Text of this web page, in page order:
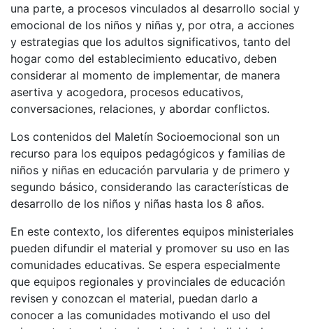
una parte, a procesos vinculados al desarrollo social y
emocional de los niños y niñas y, por otra, a acciones
y estrategias que los adultos significativos, tanto del
hogar como del establecimiento educativo, deben
considerar al momento de implementar, de manera
asertiva y acogedora, procesos educativos,
conversaciones, relaciones, y abordar conflictos.
Los contenidos del Maletín Socioemocional son un
recurso para los equipos pedagógicos y familias de
niños y niñas en educación parvularia y de primero y
segundo básico, considerando las características de
desarrollo de los niños y niñas hasta los 8 años.
En este contexto, los diferentes equipos ministeriales
pueden difundir el material y promover su uso en las
comunidades educativas. Se espera especialmente
que equipos regionales y provinciales de educación
revisen y conozcan el material, puedan darlo a
conocer a las comunidades motivando el uso del